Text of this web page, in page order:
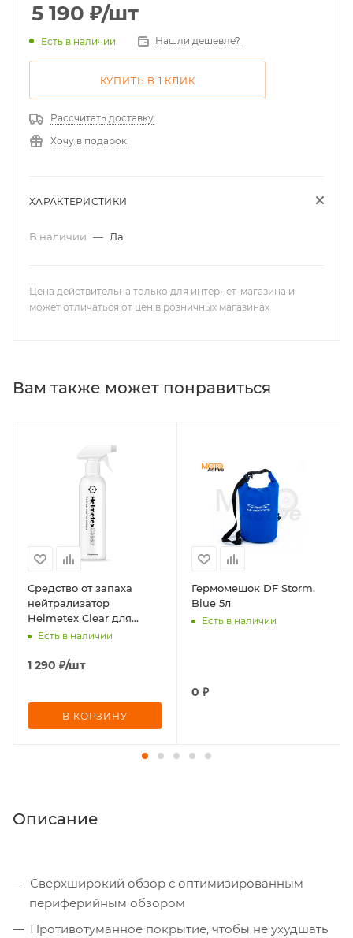
5 190 ₽/шт
Есть в наличии Нашли дешевле?
КУПИТЬ В 1 КЛИК
Рассчитать доставку
Хочу в подарок
ХАРАКТЕРИСТИКИ
В наличии — Да
Цена действительна только для интернет-магазина и
может отличаться от цен в розничных магазинах
Вам также может понравиться
Средство от запаха
нейтрализатор
Helmetex Clear для
удаления неприятных
Есть в наличии
1 290 ₽/шт
В КОРЗИНУ
Гермомешок DF Storm.
Blue 5л
Есть в наличии
0 ₽
Описание
Сверхширокий обзор с оптимизированным
периферийным обзором
Противотуманное покрытие, чтобы не ухудшать